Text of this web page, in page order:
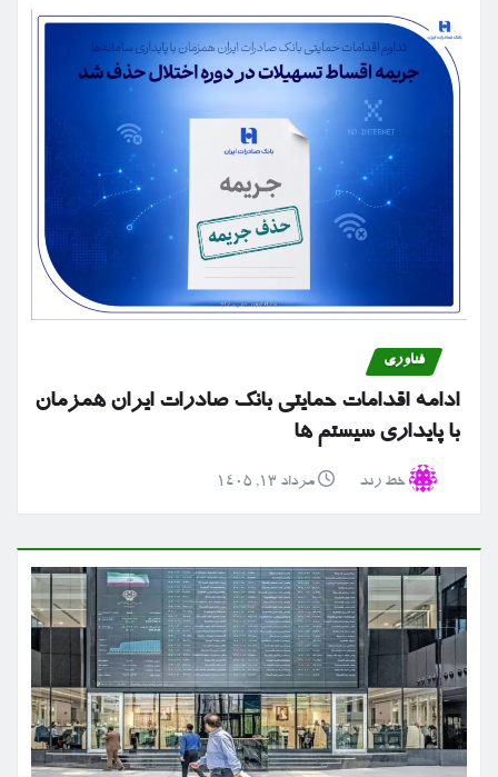
فناوری
ادامه اقدامات حمایتی بانک صادرات ایران همزمان
با پایداری سیستم ها
خط رند مرداد ۱۳, ۱۴۰۵